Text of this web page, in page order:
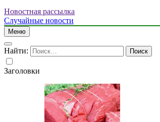
Новостная рассылка
Случайные новости
Меню
Найти:
Заголовки